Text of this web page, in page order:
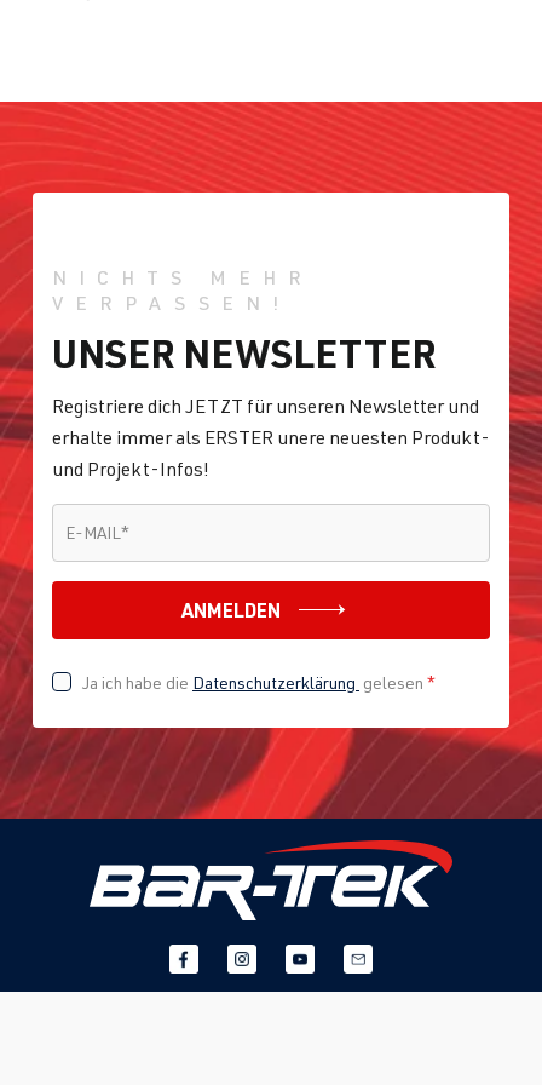
NICHTS MEHR
VERPASSEN!
UNSER NEWSLETTER
Registriere dich JETZT für unseren Newsletter und
erhalte immer als ERSTER unere neuesten Produkt-
und Projekt-Infos!
E-MAIL *
ANMELDEN
Ja ich habe die Datenschutzerklärung gelesen *